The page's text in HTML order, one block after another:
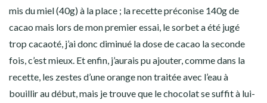
mis du miel (40g) à la place ; la recette préconise 140g de
cacao mais lors de mon premier essai, le sorbet a été jugé
trop cacaoté, j’ai donc diminué la dose de cacao la seconde
fois, c’est mieux. Et enfin, j’aurais pu ajouter, comme dans la
recette, les zestes d’une orange non traitée avec l’eau à
bouillir au début, mais je trouve que le chocolat se suffit à lui-